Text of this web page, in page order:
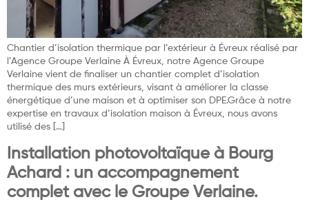
Chantier d’isolation thermique par l’extérieur à Évreux réalisé par
l’Agence Groupe Verlaine À Évreux, notre Agence Groupe
Verlaine vient de finaliser un chantier complet d’isolation
thermique des murs extérieurs, visant à améliorer la classe
énergétique d’une maison et à optimiser son DPE.Grâce à notre
expertise en travaux d’isolation maison à Évreux, nous avons
utilisé des […]
Installation photovoltaïque à Bourg
Achard : un accompagnement
complet avec le Groupe Verlaine.